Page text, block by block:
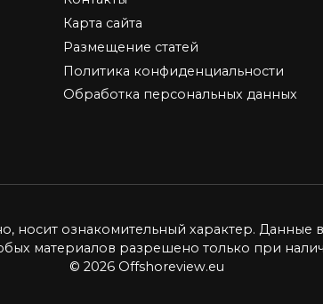
платы
время
биткоинов
паниковать
Сторонники
Карта сайта
Размещение статей
Политика конфиденциальности
Обработка персональных данных
носит ознакомительный характер. Данные
материалов разрешено только при
© 2026 Offshoreview.eu